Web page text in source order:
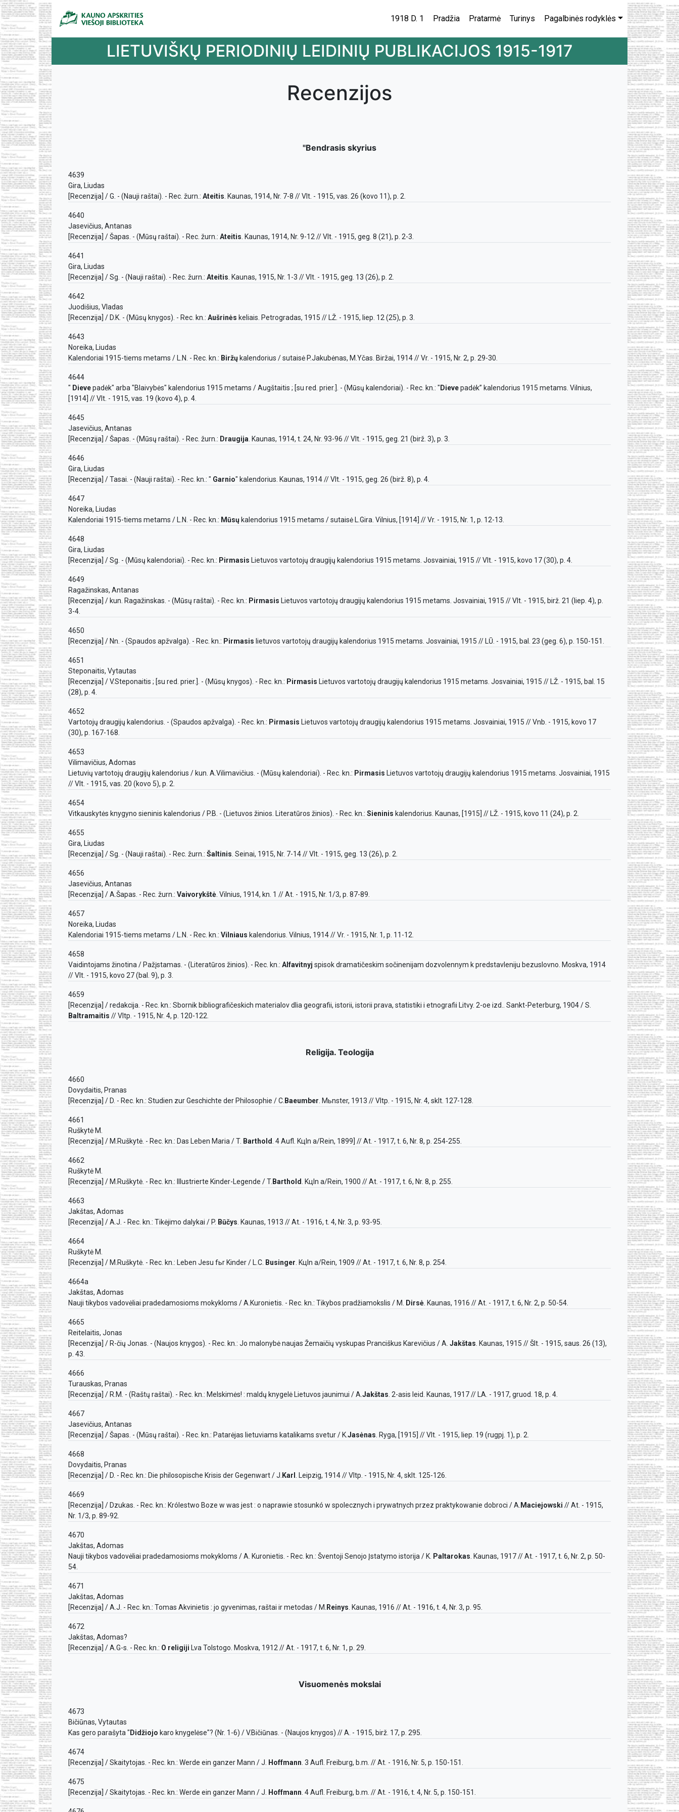
1918 D. 1 Pradžia Pratarmė Turinys Pagalbinės rodyklės
LIETUVIŠKŲ PERIODINIŲ LEIDINIŲ PUBLIKACIJOS 1915-1917
Recenzijos
"Bendrasis skyrius
4639
Gira, Liudas
[Recenzija] / G. - (Nauji raštai). - Rec. žurn.: Ateitis . Kaunas, 1914, Nr. 7-8 // Vlt. - 1915, vas. 26 (kovo 11), p. 2.
4640
Jasevičius, Antanas
[Recenzija] / Šapas. - (Mūsų raštai). - Rec. žurn.: Ateitis . Kaunas, 1914, Nr. 9-12 // Vlt. - 1915, geg. 8 (21), p. 2-3.
4641
Gira, Liudas
[Recenzija] / Sg. - (Nauji raštai). - Rec. žurn.: Ateitis . Kaunas, 1915, Nr. 1-3 // Vlt. - 1915, geg. 13 (26), p. 2.
4642
Juodišius, Vladas
[Recenzija] / D.K. - (Mūsų knygos). - Rec. kn.: Aušrinės keliais. Petrogradas, 1915 // LŽ. - 1915, liep. 12 (25), p. 3.
4643
Noreika, Liudas
Kalendoriai 1915-tiems metams / L.N. - Rec. kn.: Biržų kalendorius / sutaisė P.Jakubėnas, M.Yčas. Biržai, 1914 // Vr. - 1915, Nr. 2, p. 29-30.
4644
" Dievepadėk" arba "Blaivybės" kalendorius 1915 metams / Augštaitis ; [su red. prier.]. - (Mūsų kalendoriai). - Rec. kn.: " Dievepadėk” kalendorius 1915 metams. Vilnius,
[1914] // Vlt. - 1915, vas. 19 (kovo 4), p. 4.
4645
Jasevičius, Antanas
[Recenzija] / Šapas. - (Mūsų raštai). - Rec. žurn.: Draugija . Kaunas, 1914, t. 24, Nr. 93-96 // Vlt. - 1915, geg. 21 (birž. 3), p. 3.
4646
Gira, Liudas
[Recenzija] / Tasai. - (Nauji raštai). - Rec. kn.: " Garnio" kalendorius. Kaunas, 1914 // Vlt. - 1915, geg. 26 (birž. 8), p. 4.
4647
Noreika, Liudas
Kalendoriai 1915-tiems metams / L.N. - Rec. kn.: Mūsų kalendorius 1915 metams / sutaisė L.Gira. Vilnius, [1914] // Vr. - 1915, Nr. 1, p. 12-13.
4648
Gira, Liudas
[Recenzija] / Sg. - (Mūsų kalendoriai). - Rec. kn.: Pirmasis Lietuvos vartotojų draugijų kalendorius 1915 metams. Josvainiai, 1915 // Vlt. - 1915, kovo 17 (30), p. 4.
4649
Ragažinskas, Antanas
[Recenzija] / kun. Ragažinskas. - (Mūsų raštai). - Rec. kn.: Pirmasis Lietuvos vartotojų draugijų kalendorius 1915 metams. Josvainiai, 1915 // Vlt. - 1915, birž. 21 (liep. 4), p.
3-4.
4650
[Recenzija] / Nn. - (Spaudos apžvalga). - Rec. kn.: Pirmasis lietuvos vartotojų draugijų kalendorius 1915 metams. Josvainiai, 1915 // LŪ. - 1915, bal. 23 (geg. 6), p. 150-151.
4651
Steponaitis, Vytautas
[Recenzija] / V.Steponaitis ; [su red. prier.]. - (Mūsų knygos). - Rec. kn.: Pirmasis Lietuvos vartotojų draugijų kalendorius 1915 metams. Josvainiai, 1915 // LŽ. - 1915, bal. 15
(28), p. 4.
4652
Vartotojų draugijų kalendorius. - (Spaudos apžvalga). - Rec. kn.: Pirmasis Lietuvos vartotojų draugijų kalendorius 1915 metams. Josvainiai, 1915 // Vnb. - 1915, kovo 17
(30), p. 167-168.
4653
Vilimavičius, Adomas
Lietuvių vartotojų draugijų kalendorius / kun. A.Vilimavičius. - (Mūsų kalendoriai). - Rec. kn.: Pirmasis Lietuvos vartotojų draugijų kalendorius 1915 metams. Josvainiai, 1915
// Vlt. - 1915, vas. 20 (kovo 5), p. 2.
4654
Vitkauskytės knygyno sieninis kalendorius / P.B. - (Lietuvos žinios. Literatūros žinios). - Rec. kn.: Sieninis kalendorius. Kaunas, [1915] // LŽ. - 1915, kovo 11 (24), p. 2.
4655
Gira, Liudas
[Recenzija] / Sg. - (Nauji raštai). - Rec. žurn.: Šaltinis . Seinai, 1915, Nr. 7-14 // Vlt. - 1915, geg. 13 (26), p. 2.
4656
Jasevičius, Antanas
[Recenzija] / A.Šapas. - Rec. žurn.: Vaivorykštė . Vilnius, 1914, kn. 1 // At. - 1915, Nr. 1/3, p. 87-89.
4657
Noreika, Liudas
Kalendoriai 1915-tiems metams / L.N. - Rec. kn.: Vilniaus kalendorius. Vilnius, 1914 // Vr. - 1915, Nr. 1, p. 11-12.
4658
Vaidintojams žinotina / Pažįstamas. - (Literatūros žinios). - Rec. kn.: Alfavitnyj spisok dramatičeskim sočinenijam dozvolennym k predstavleniju bezuslovno. Moskva, 1914
// Vlt. - 1915, kovo 27 (bal. 9), p. 3.
4659
[Recenzija] / redakcija. - Rec. kn.: Sbornik bibliografičeskich materialov dlia geografii, istorii, istorii prava, statistiki i etnografii Litvy. 2-oe izd.. Sankt-Peterburg, 1904 / S.
Baltramaitis // Vltp. - 1915, Nr. 4, p. 120-122.
Religija. Teologija
4660
Dovydaitis, Pranas
[Recenzija] / D. - Rec. kn.: Studien zur Geschichte der Philosophie / C. Baeumber . Mьnster, 1913 // Vltp. - 1915, Nr. 4, sklt. 127-128.
4661
Ruškytė M.
[Recenzija] / M.Ruškytė. - Rec. kn.: Das Leben Maria / T. Barthold . 4 Aufl. Kцln a/Rein, 1899] // At. - 1917, t. 6, Nr. 8, p. 254-255.
4662
Ruškytė M.
[Recenzija] / M.Ruškytė. - Rec. kn.: Illustrierte Kinder-Legende / T. Barthold . Kцln a/Rein, 1900 // At. - 1917, t. 6, Nr. 8, p. 255.
4663
Jakštas, Adomas
[Recenzija] / A.J. - Rec. kn.: Tikėjimo dalykai / P. Būčys . Kaunas, 1913 // At. - 1916, t. 4, Nr. 3, p. 93-95.
4664
Ruškytė M.
[Recenzija] / M.Ruškytė. - Rec. kn.: Leben Jesu fьr Kinder / L.C. Businger . Kцln a/Rein, 1909 // At. - 1917, t. 6, Nr. 8, p. 254.
4664a
Jakštas, Adomas
Nauji tikybos vadovėliai pradedamosioms mokykloms / A.Kuronietis. - Rec. kn.: Tikybos pradžiamokslis / M.
Dirsė . Kaunas, 1916 // At. - 1917, t. 6, Nr. 2, p. 50-54.
4665
Reitelaitis, Jonas
[Recenzija] / R-čių Jonas. - (Naujos knygos). - Rec. kn.: Jo malonybė naujas Žemaičių vyskupas Pranciškus Karevičius / A. Jakštas . Kaunas, 1915 // Šlt. - 1915, saus. 26 (13),
p. 43.
4666
Turauskas, Pranas
[Recenzija] / R.M. - (Raštų raštai). - Rec. kn.: Melskimės! : maldų knygelė Lietuvos jaunimui / A. Jakštas . 2-asis leid. Kaunas, 1917 // LA. - 1917, gruod. 18, p. 4.
4667
Jasevičius, Antanas
[Recenzija] / Šapas. - (Mūsų raštai). - Rec. kn.: Patarėjas lietuviams katalikams svetur / K.Jasėnas . Ryga, [1915] // Vlt. - 1915, liep. 19 (rugpj. 1), p. 2.
4668
Dovydaitis, Pranas
[Recenzija] / D. - Rec. kn.: Die philosopische Krisis der Gegenwart / J. Karl . Leipzig, 1914 // Vltp. - 1915, Nr. 4, sklt. 125-126.
4669
[Recenzija] / Dzukas. - Rec. kn.: Królestwo Boze w was jest : o naprawie stosunkó w spolecznych i prywatnych przez praktykowanie dobroci / A. Maciejowski // At. - 1915,
Nr. 1/3, p. 89-92.
4670
Jakštas, Adomas
Nauji tikybos vadovėliai pradedamosioms mokykloms / A. Kuronietis. - Rec. kn.: Šventoji Senojo Įstatymo istorija / K. Paltarokas . Kaunas, 1917 // At. - 1917, t. 6, Nr. 2, p. 50-
54.
4671
Jakštas, Adomas
[Recenzija] / A.J. - Rec. kn.: Tomas Akvinietis : jo gyvenimas, raštai ir metodas / M. Reinys . Kaunas, 1916 // At. - 1916, t. 4, Nr. 3, p. 95.
4672
Jakštas, Adomas?
[Recenzija] / A.G-s. - Rec. kn.: O religiji Lva Tolstogo. Moskva, 1912 // At. - 1917, t. 6, Nr. 1, p. 29.
Visuomenės mokslai
4673
Bičiūnas, Vytautas
Kas gero parašyta " Didžiojo karo knygelėse"? (Nr. 1-6) / V.Bičiūnas. - (Naujos knygos) // A. - 1915, birž. 17, p. 295.
4674
[Recenzija] / Skaitytojas. - Rec. kn.: Werde ein ganzer Mann / J.
Hoffmann . 3 Aufl. Freiburg, b.m. // At. - 1916, Nr. 5, p. 150-151.
4675
[Recenzija] / Skaitytojas. - Rec. kn.: Werde ein ganzer Mann / J.
Hoffmann . 4 Aufl. Freiburg, b.m. // At. - 1916, t. 4, Nr. 5, p. 150-151.